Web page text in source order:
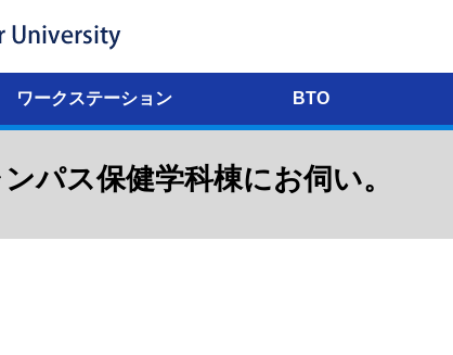
ワークステーション BTO
パス保健学科棟にお伺い。